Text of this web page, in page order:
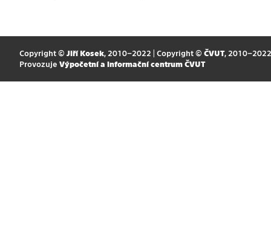
Copyright © Jiří Kosek, 2010–2022 | Copyright © ČVUT, 2010–2022
Provozuje Výpočetní a informační centrum ČVUT